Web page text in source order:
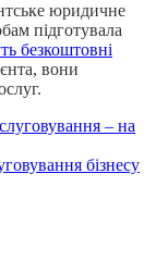
юридичне
підготувала
безкоштовні
вони
– на
бізнесу